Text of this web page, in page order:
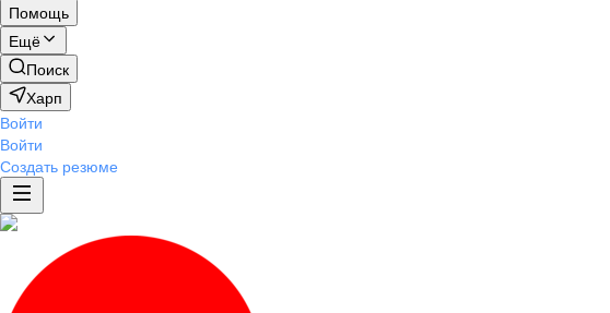
Помощь
Ещё
Поиск
Харп
Войти
Войти
Создать резюме